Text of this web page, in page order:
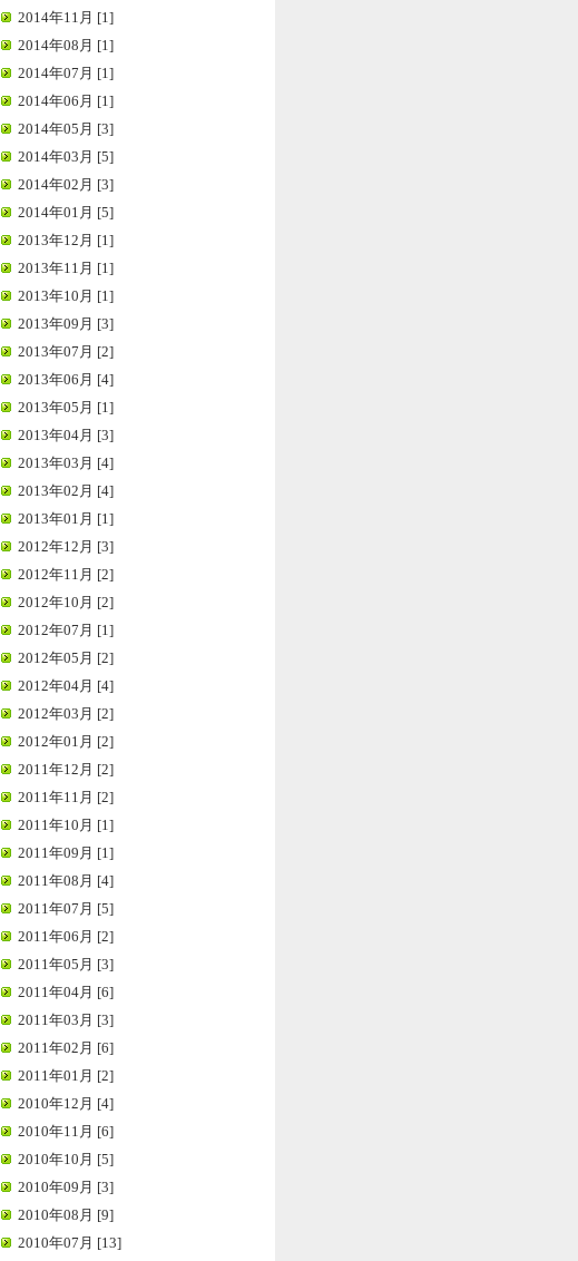
2014年11月 [1]
2014年08月 [1]
2014年07月 [1]
2014年06月 [1]
2014年05月 [3]
2014年03月 [5]
2014年02月 [3]
2014年01月 [5]
2013年12月 [1]
2013年11月 [1]
2013年10月 [1]
2013年09月 [3]
2013年07月 [2]
2013年06月 [4]
2013年05月 [1]
2013年04月 [3]
2013年03月 [4]
2013年02月 [4]
2013年01月 [1]
2012年12月 [3]
2012年11月 [2]
2012年10月 [2]
2012年07月 [1]
2012年05月 [2]
2012年04月 [4]
2012年03月 [2]
2012年01月 [2]
2011年12月 [2]
2011年11月 [2]
2011年10月 [1]
2011年09月 [1]
2011年08月 [4]
2011年07月 [5]
2011年06月 [2]
2011年05月 [3]
2011年04月 [6]
2011年03月 [3]
2011年02月 [6]
2011年01月 [2]
2010年12月 [4]
2010年11月 [6]
2010年10月 [5]
2010年09月 [3]
2010年08月 [9]
2010年07月 [13]